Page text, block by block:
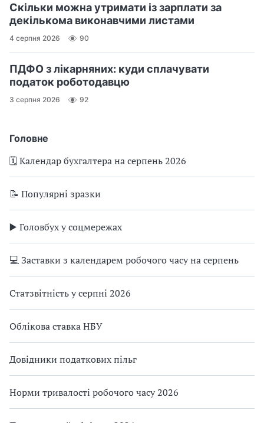
Головне
🗓️ Календар бухгалтера на серпень 2026
📝 Популярні зразки
▶️ Головбух у соцмережах
💻 Заставки з календарем робочого часу на серпень
Статзвітність у серпні 2026
Облікова ставка НБУ
Довідники податкових пільг
Норми тривалості робочого часу 2026
Скільки можна утримати із зарплати за
декількома виконавчими листами
4 серпня 2026 90
ПДФО з лікарняних: куди сплачувати
податок роботодавцю
3 серпня 2026 92